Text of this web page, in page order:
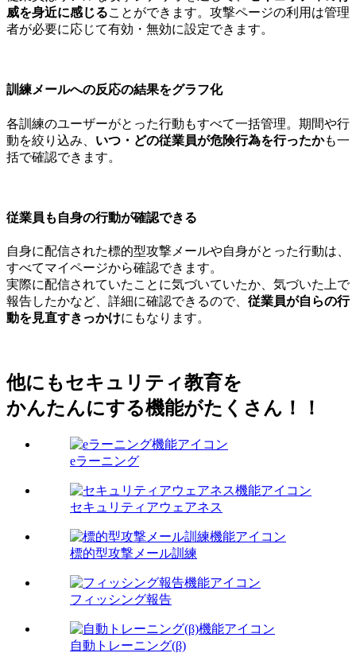
威を身近に感じることができます。攻撃ページの利用は管理
者が必要に応じて有効・無効に設定できます。
訓練メールへの反応の結果をグラフ化
各訓練のユーザーがとった行動もすべて一括管理。期間や行
動を絞り込み、 いつ・どの従業員が危険行為を行ったかも一
括で確認できます。
従業員も自身の行動が確認できる
自身に配信された標的型攻撃メールや自身がとった行動は、
すべてマイページから確認できます。
実際に配信されていたことに気づいていたか、気づいた上で
報告したかなど、詳細に確認できるので、 従業員が自らの行
動を見直すきっかけにもなります。
他にもセキュリティ教育を
かんたんにする機能がたくさん！！
eラーニング
セキュリティアウェアネス
標的型攻撃メール訓練
フィッシング報告
自動トレーニング(β)